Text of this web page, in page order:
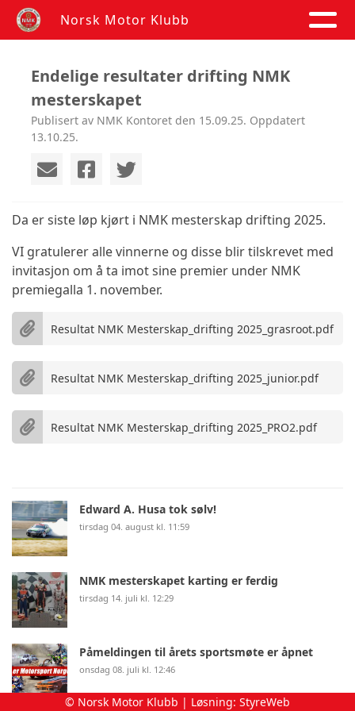
Norsk Motor Klubb
Endelige resultater drifting NMK
mesterskapet
Publisert av NMK Kontoret den 15.09.25. Oppdatert
13.10.25.
Da er siste løp kjørt i NMK mesterskap drifting 2025.
VI gratulerer alle vinnerne og disse blir tilskrevet med
invitasjon om å ta imot sine premier under NMK
premiegalla 1. november.
Resultat NMK Mesterskap_drifting 2025_grasroot.pdf
Resultat NMK Mesterskap_drifting 2025_junior.pdf
Resultat NMK Mesterskap_drifting 2025_PRO2.pdf
Edward A. Husa tok sølv!
tirsdag 04. august kl. 11:59
NMK mesterskapet karting er ferdig
tirsdag 14. juli kl. 12:29
Påmeldingen til årets sportsmøte er åpnet
onsdag 08. juli kl. 12:46
© Norsk Motor Klubb | Løsning: StyreWeb